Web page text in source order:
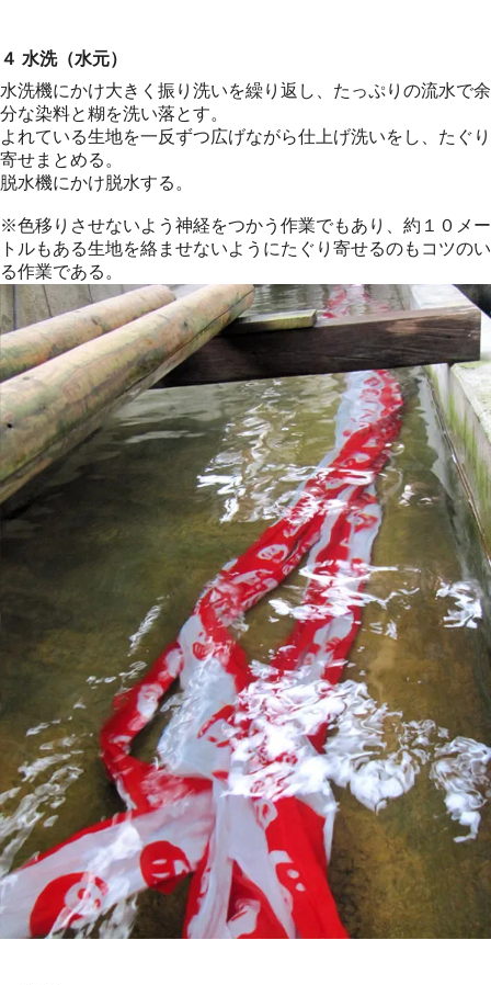
４ 水洗（水元）
水洗機にかけ大きく振り洗いを繰り返し、たっぷりの流水で余
分な染料と糊を洗い落とす。
よれている生地を一反ずつ広げながら仕上げ洗いをし、たぐり
寄せまとめる。
脱水機にかけ脱水する。
※色移りさせないよう神経をつかう作業でもあり、約１０メー
トルもある生地を絡ませないようにたぐり寄せるのもコツのい
る作業である。